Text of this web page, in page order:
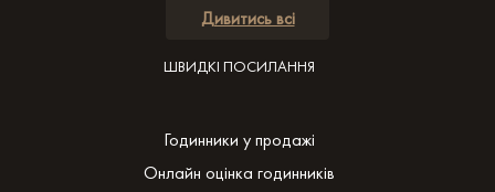
Дивитись всі
ШВИДКІ ПОСИЛАННЯ
Годинники у продажі
Онлайн оцінка годинників